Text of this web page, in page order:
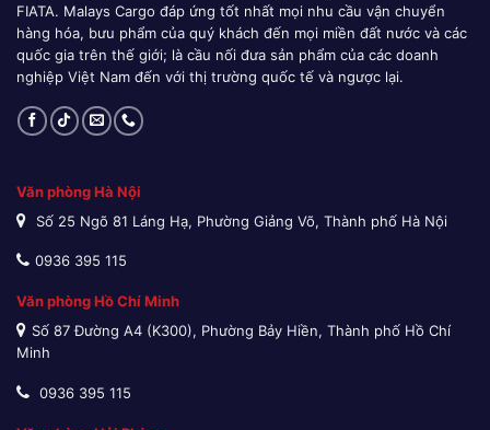
FIATA. Malays Cargo đáp ứng tốt nhất mọi nhu cầu vận chuyển
hàng hóa, bưu phẩm của quý khách đến mọi miền đất nước và các
quốc gia trên thế giới; là cầu nối đưa sản phẩm của các doanh
nghiệp Việt Nam đến với thị trường quốc tế và ngược lại.
Văn phòng Hà Nội
Số 25 Ngõ 81 Láng Hạ, Phường Giảng Võ, Thành phố Hà Nội
0936 395 115
Văn phòng Hồ Chí Minh
Số 87 Đường A4 (K300), Phường Bảy Hiền, Thành phố Hồ Chí
Minh
0936 395 115